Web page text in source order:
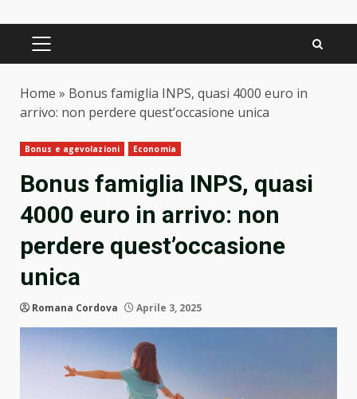
PRIMARY
Home » Bonus famiglia INPS, quasi 4000 euro in
arrivo: non perdere quest’occasione unica
Bonus e agevolazioni Economia
Bonus famiglia INPS, quasi
4000 euro in arrivo: non
perdere quest’occasione
unica
Romana Cordova Aprile 3, 2025